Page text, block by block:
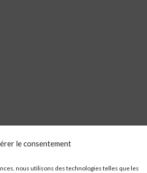
le consentement
nous utilisons des technologies telles que les